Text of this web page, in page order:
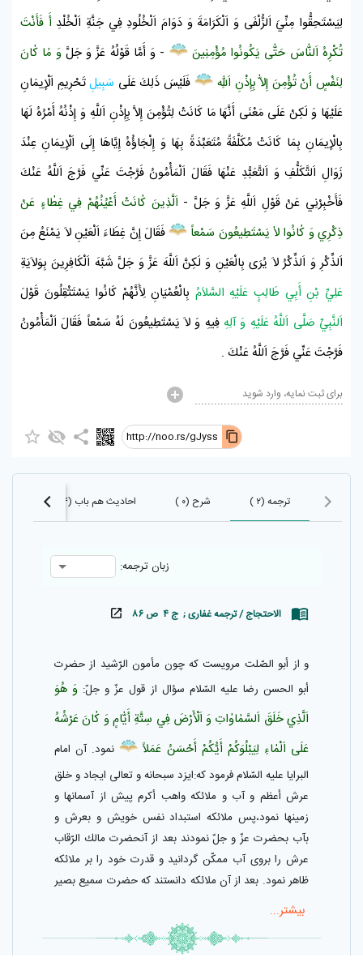
لِيَسْتَحِقُّوا مِنِّيَ اَلزُّلْفَى وَ اَلْكَرَامَةَ وَ دَوَامَ اَلْخُلُودِ فِي جَنَّةِ اَلْخُلْدِأَ فَأَنْتَ
تُكْرِهُ اَلنّٰاسَ حَتّٰى يَكُونُوا مُؤْمِنِينَ
- وَ أَمَّا قَوْلُهُ عَزَّ وَ جَلَّوَ مٰا كٰانَ
لِنَفْسٍ أَنْ تُؤْمِنَ إِلاّٰ بِإِذْنِ اَللّٰهِ
فَلَيْسَ ذَلِكَ عَلَى سَبِيلِتَحْرِيمِ اَلْإِيمَانِ
عَلَيْهَا وَ لَكِنْ عَلَى مَعْنَى أَنَّهَا مَا كَانَتْ لِتُؤْمِنَ إِلاَّ بِإِذْنِ اَللَّهِ وَ إِذْنُهُ أَمْرُهُ لَهَا
بِالْإِيمَانِ بِمَا كَانَتْ مُكَلَّفَةً مُتَعَبِّدَةً بِهَا وَ إِلْجَاؤُهُ إِيَّاهَا إِلَى اَلْإِيمَانِ عِنْدَ
زَوَالِ اَلتَّكَلُّفِ وَ اَلتَّعَبُّدِ عَنْهَا فَقَالَ اَلْمَأْمُونُفَرَّجْتَ عَنِّي فَرَّجَ اَللَّهُ عَنْكَ
فَأَخْبِرْنِي عَنْ قَوْلِ اَللَّهِ عَزَّ وَ جَلَّ - اَلَّذِينَ كٰانَتْ أَعْيُنُهُمْ فِي غِطٰاءٍ عَنْ
ذِكْرِي وَ كٰانُوا لاٰ يَسْتَطِيعُونَ سَمْعاً
فَقَالَ إِنَّ غِطَاءَ اَلْعَيْنِ لاَ يَمْنَعُ مِنَ
اَلذِّكْرِ وَ اَلذِّكْرُ لاَ يُرَى بِالْعَيْنِ وَ لَكِنَّ اَللَّهَ عَزَّ وَ جَلَّ شَبَّهَ اَلْكَافِرِينَ بِوَلاَيَةِ
عَلِيِّ بْنِ أَبِي طَالِبٍ عَلَيْهِ السَّلاَمُ بِالْعُمْيَانِ لِأَنَّهُمْ كَانُوا يَسْتَثْقِلُونَ قَوْلَ
اَلنَّبِيِّ صَلَّى اَللَّهُ عَلَيْهِ وَ آلِهِفِيهِ وَ لاَ يَسْتَطِيعُونَ لَهُ سَمْعاً فَقَالَ اَلْمَأْمُونُ
فَرَّجْتَ عَنِّي فَرَّجَ اَللَّهُ عَنْكَ .
برای ثبت نمایه، وارد شوید
http://noo.rs/gJyss
ترجمه (۲ ) شرح (۰ ) احادیث هم باب (۲۰۴)
زبان ترجمه:
الاحتجاج / ترجمه غفاری ; ج ۴ ص ۸۶
و از أبو الصّلت مرويست كه چون مأمون الرّشيد از حضرت
أبو الحسن رضا عليه السّلام سؤال از قول عزّ و جلّ‌: وَ هُوَ
اَلَّذِي خَلَقَ‌ اَلسَّمٰاوٰاتِ‌ وَ اَلْأَرْضَ‌ فِي سِتَّةِ‌ أَيّٰامٍ‌ وَ كٰانَ‌ عَرْشُهُ‌
عَلَى اَلْمٰاءِ لِيَبْلُوَكُمْ‌ أَيُّكُمْ‌ أَحْسَنُ‌ عَمَلاً
نمود. آن امام
البرايا عليه السّلام فرمود كه:ايزد سبحانه و تعالى ايجاد و خلق
عرش أعظم و آب و ملائكه واهب أكرم پيش از آسمانها و
زمينها نمود،پس ملائكه استبداد نفس خويش و بعرش و
بآب بحضرت عزّ و جلّ‌ نمودند بعد از آنحضرت مالك الرّقاب
عرش را بروى آب ممكّن گردانيد و قدرت خود را بر ملائكه
ظاهر نمود. بعد از آن ملائكه دانستند كه حضرت سميع بصير
بر تمامى أشياء عالم و قدير است پس از آن ربّ‌ العزّت عرش
را بقدرت خود رفع و نقل نمود و جاى آن را بر بالاى آسمان
هفتم مقرّر فرمود. پس آنگاه حضرت آله در شش روز خلق
بیشتر...